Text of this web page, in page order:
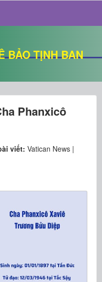
BẢO TỊNH BAN
Phanxicô
viết: Vatican News |